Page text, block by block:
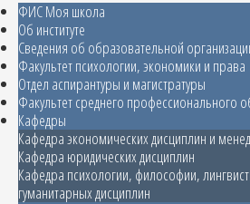
ФИС Моя школа
Об институте
Сведения об образовательной
Факультет психологии, экономики и права
Отдел аспирантуры и магистратуры
Факультет среднего профессионального
Кафедры
Кафедра экономических дисциплин и
Кафедра юридических дисциплин
Кафедра психологии, философии,
гуманитарных дисциплин